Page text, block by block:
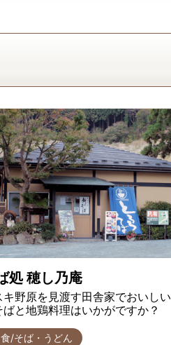
処 穂し乃庵
キ野原を見渡す田舎家でおいしい
ばと地鶏料理はいかがですか？
/そば・うどん